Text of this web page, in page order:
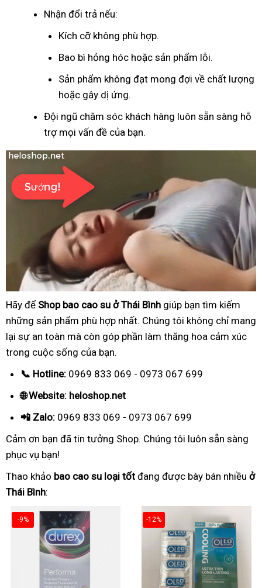
Nhận đổi trả nếu:
Kích cỡ không phù hợp.
Bao bì hỏng hóc hoặc sản phẩm lỗi.
Sản phẩm không đạt mong đợi về chất lượng
hoặc gây dị ứng.
Đội ngũ chăm sóc khách hàng luôn sẵn sàng hỗ
trợ mọi vấn đề của bạn.
Hãy để Shop bao cao su ở Thái Bình giúp bạn tìm kiếm
những sản phẩm phù hợp nhất. Chúng tôi không chỉ mang
lại sự an toàn mà còn góp phần làm thăng hoa cảm xúc
trong cuộc sống của bạn.
📞 Hotline: 0969 833 069 - 0973 067 699
🌐 Website: heloshop.net
📲 Zalo: 0969 833 069 - 0973 067 699
Cảm ơn bạn đã tin tưởng Shop. Chúng tôi luôn sẵn sàng
phục vụ bạn!
Thao khảo bao cao su loại tốt đang được bày bán nhiều ở
Thái Bình:
-9% -12%